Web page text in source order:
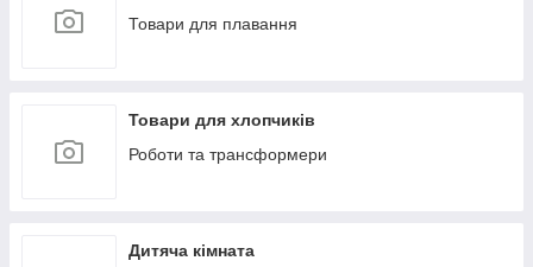
Товари для плавання
Товари для хлопчиків
Роботи та трансформери
Дитяча кімната